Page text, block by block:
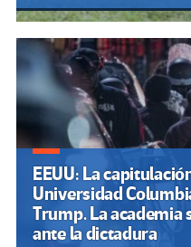
EEUU: La
Universidad
Trump. La academia
ante la dictadura